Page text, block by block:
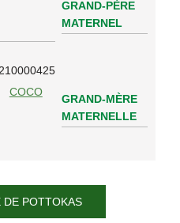
COCO
GRAND-PÈRE
MATERNEL
GRAND-MÈRE
MATERNELLE
DE POTTOKAS